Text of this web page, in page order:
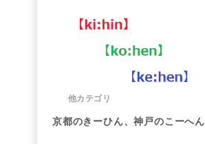
他カテゴリ
京都のきーひん、神戸のこーへん